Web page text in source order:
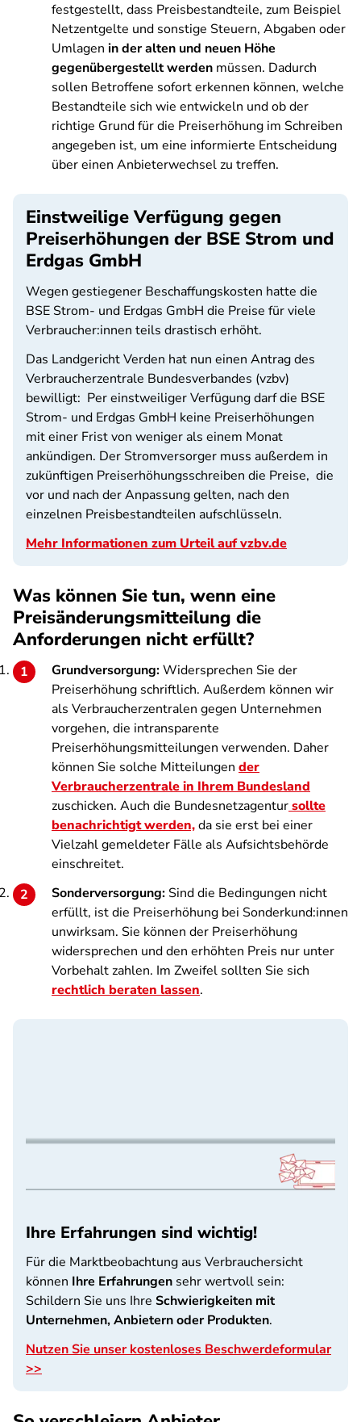
festgestellt, dass Preisbestandteile, zum Beispiel
Netzentgelte und sonstige Steuern, Abgaben oder
Umlagen in der alten und neuen Höhe
gegenübergestellt werden müssen. Dadurch
sollen Betroffene sofort erkennen können, welche
Bestandteile sich wie entwickeln und ob der
richtige Grund für die Preiserhöhung im Schreiben
angegeben ist, um eine informierte Entscheidung
über einen Anbieterwechsel zu treffen.
Einstweilige Verfügung gegen
Preiserhöhungen der BSE Strom und
Erdgas GmbH
Wegen gestiegener Beschaffungskosten hatte die
BSE Strom- und Erdgas GmbH die Preise für viele
Verbraucher:innen teils drastisch erhöht.
Das Landgericht Verden hat nun einen Antrag des
Verbraucherzentrale Bundesverbandes (vzbv)
bewilligt: Per einstweiliger Verfügung darf die BSE
Strom- und Erdgas GmbH keine Preiserhöhungen
mit einer Frist von weniger als einem Monat
ankündigen. Der Stromversorger muss außerdem in
zukünftigen Preiserhöhungsschreiben die Preise, die
vor und nach der Anpassung gelten, nach den
einzelnen Preisbestandteilen aufschlüsseln.
Mehr Informationen zum Urteil auf vzbv.de
Was können Sie tun, wenn eine
Preisänderungsmitteilung die
Anforderungen nicht erfüllt?
Grundversorgung:Widersprechen Sie der
Preiserhöhung schriftlich. Außerdem können wir
als Verbraucherzentralen gegen Unternehmen
vorgehen, die intransparente
Preiserhöhungsmitteilungen verwenden. Daher
können Sie solche Mitteilungen der
Verbraucherzentrale in Ihrem Bundesland
zuschicken. Auch die Bundesnetzagentursollte
benachrichtigt werden,da sie erst bei einer
Vielzahl gemeldeter Fälle als Aufsichtsbehörde
einschreitet.
Sonderversorgung: Sind die Bedingungen nicht
erfüllt, ist die Preiserhöhung bei Sonderkund:innen
unwirksam. Sie können der Preiserhöhung
widersprechen und den erhöhten Preis nur unter
Vorbehalt zahlen. Im Zweifel sollten Sie sich
rechtlich beraten lassen.
Ihre Erfahrungen sind wichtig!
Für die Marktbeobachtung aus Verbrauchersicht
können Ihre Erfahrungen sehr wertvoll sein:
Schildern Sie uns Ihre Schwierigkeiten mit
Unternehmen, Anbietern oder Produkten.
Nutzen Sie unser kostenloses Beschwerdeformular
>>